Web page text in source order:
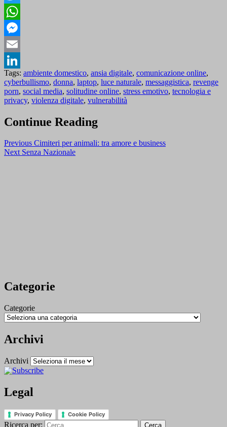
Twitter
WhatsApp
Messenger
Email
LinkedIn
Tags: ambiente domestico, ansia digitale, comunicazione online,
cyberbullismo, donna, laptop, luce naturale, messaggistica, revenge
porn, social media, solitudine online, stress emotivo, tecnologia e
privacy, violenza digitale, vulnerabilità
Continue Reading
Previous Cimiteri per animali: tra amore e business
NextSenza Nazionale
Categorie
Categorie
Archivi
Archivi
Legal
Privacy Policy Cookie Policy
Ricerca per: